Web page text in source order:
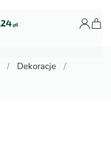
Dekoracje